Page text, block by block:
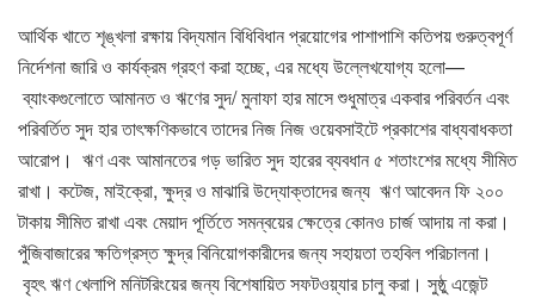
আর্থিক খাতে শৃঙ্খলা রক্ষায় বিদ্যমান বিধিবিধান প্রয়োগের পাশাপাশি কতিপয় গুরুত্বপূর্ণ
নির্দেশনা জারি ও কার্যক্রম গ্রহণ করা হচ্ছে, এর মধ্যে উল্লেখযোগ্য হলো—
ব্যাংকগুলোতে আমানত ও ঋণের সুদ/ মুনাফা হার মাসে শুধুমাত্র একবার পরিবর্তন এবং
পরিবর্তিত সুদ হার তাৎক্ষণিকভাবে তাদের নিজ নিজ ওয়েবসাইটে প্রকাশের বাধ্যবাধকতা
আরোপ। ঋণ এবং আমানতের গড় ভারিত সুদ হারের ব্যবধান ৫ শতাংশের মধ্যে সীমিত
রাখা। কটেজ, মাইক্রো, ক্ষুদ্র ও মাঝারি উদ্যোক্তাদের জন্য ঋণ আবেদন ফি ২০০
টাকায় সীমিত রাখা এবং মেয়াদ পূর্তিতে সমন্বয়ের ক্ষেত্রে কোনও চার্জ আদায় না করা।
পুঁজিবাজারের ক্ষতিগ্রস্ত ক্ষুদ্র বিনিয়োগকারীদের জন্য সহায়তা তহবিল পরিচালনা।
বৃহৎ ঋণ খেলাপি মনিটরিংয়ের জন্য বিশেষায়িত সফটওয়্যার চালু করা। সুষ্ঠু এজেন্ট